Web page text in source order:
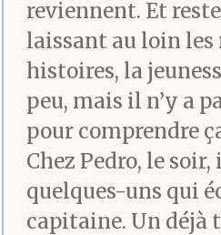
livre, un nom
traversent la
voilà lancé. Il
presque pas
Préfère, la
temps,
reviennent. Et
laissant au loin les
histoires, la
peu, mais il n’y a
pour comprendre
Chez Pedro, le soir,
quelques-uns qui
capitaine. Un déjà